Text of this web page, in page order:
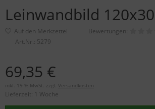
Leinwandbild
Bewertungen:
Art.Nr.: 5279
69,35 €
inkl. 19 % MwSt. zzgl. Versandkosten
Lieferzeit: 1 Woche